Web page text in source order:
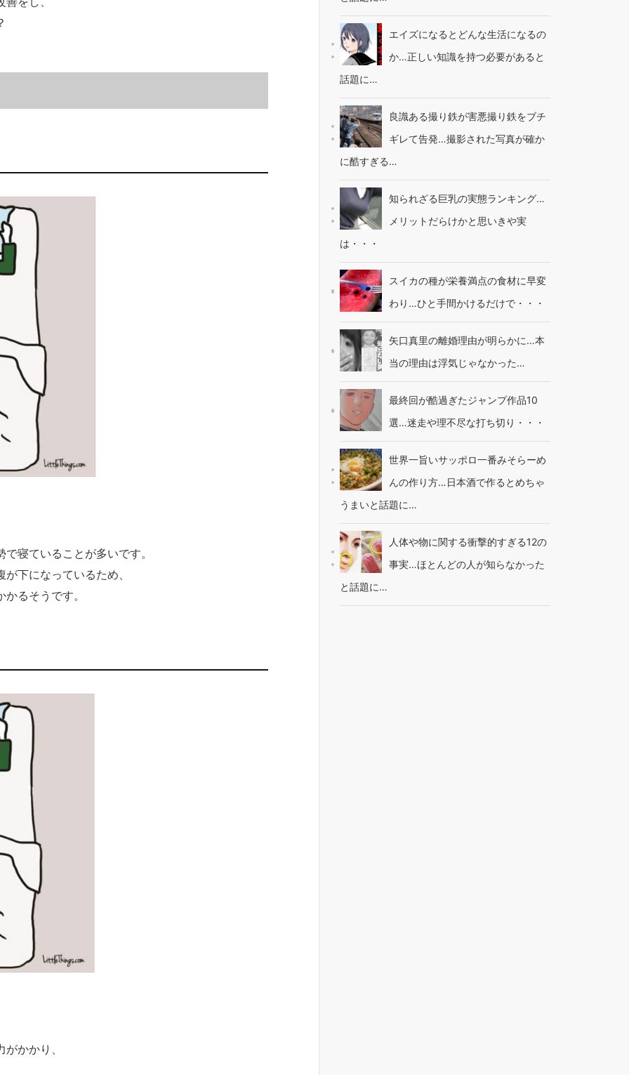
寝ていることが多いです。
下になっているため、
るそうです。
かかり、
エイズになるとどんな生活になるの
か…正しい知識を持つ必要があると
話題に…
良識ある撮り鉄が害悪撮り鉄をブチ
ギレて告発…撮影された写真が確か
に酷すぎる…
知られざる巨乳の実態ランキング…
メリットだらけかと思いきや実
は・・・
スイカの種が栄養満点の食材に早変
わり…ひと手間かけるだけで・・・
矢口真里の離婚理由が明らかに…本
当の理由は浮気じゃなかった…
最終回が酷過ぎたジャンプ作品10
選…迷走や理不尽な打ち切り・・・
世界一旨いサッポロ一番みそらーめ
んの作り方…日本酒で作るとめちゃ
うまいと話題に…
人体や物に関する衝撃的すぎる12の
事実…ほとんどの人が知らなかった
と話題に…